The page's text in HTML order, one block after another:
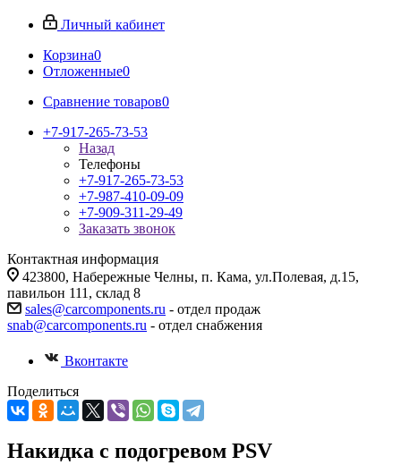
Личный кабинет
Корзина0
Отложенные0
Сравнение товаров0
+7-917-265-73-53
Назад
Телефоны
+7-917-265-73-53
+7-987-410-09-09
+7-909-311-29-49
Заказать звонок
Контактная информация
423800, Набережные Челны, п. Кама, ул.Полевая, д.15,
павильон 111, склад 8
sales@carcomponents.ru - отдел продаж
snab@carcomponents.ru - отдел снабжения
Вконтакте
Поделиться
Накидка с подогревом PSV